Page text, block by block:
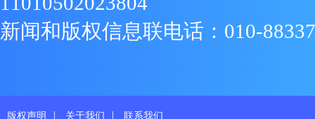
新闻和版权信息联电话：010-
版权声明 | 关于我们 | 联系我们